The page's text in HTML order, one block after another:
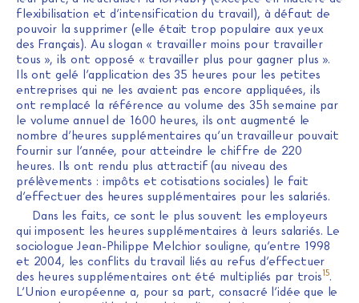
flexibilisation et d’intensification du travail), à défaut de
pouvoir la supprimer (elle était trop populaire aux yeux
des Français). Au slogan « travailler moins pour travailler
tous », ils ont opposé « travailler plus pour gagner plus ».
Ils ont gelé l’application des 35 heures pour les petites
entreprises qui ne les avaient pas encore appliquées, ils
ont remplacé la référence au volume des 35h semaine par
le volume annuel de 1600 heures, ils ont augmenté le
nombre d’heures supplémentaires qu’un travailleur pouvait
fournir sur l’année, pour atteindre le chiffre de 220
heures. Ils ont rendu plus attractif (au niveau des
prélèvements : impôts et cotisations sociales) le fait
d’effectuer des heures supplémentaires pour les salariés.
Dans les faits, ce sont le plus souvent les employeurs
qui imposent les heures supplémentaires à leurs salariés. Le
sociologue Jean-Philippe Melchior souligne, qu’entre 1998
et 2004, les conflits du travail liés au refus d’effectuer
des heures supplémentaires ont été multipliés par trois15.
L’Union européenne a, pour sa part, consacré l’idée que le